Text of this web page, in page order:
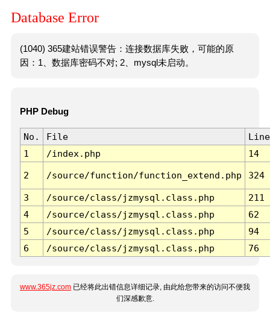
Database Error
(1040) 365建站错误警告：连接数据库失败，可能的原
因：1、数据库密码不对; 2、mysql未启动。
PHP Debug
No. File
Line
1
/index.php 14
2 /source/function/function_extend.php 324
3 /source/class/jzmysql.class.php
211
4
/source/class/jzmysql.class.php
62
5
/source/class/jzmysql.class.php
94
6
/source/class/jzmysql.class.php 76
www.365jz.com 已经将此出错信息详细记录, 由此给您带来的访问不便我
们深感歉意.